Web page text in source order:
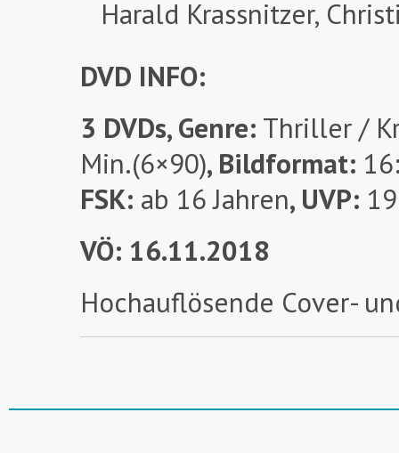
Harald Krassnitzer,
DVD INFO:
3 DVDs, Genre: Thriller /
Min.(6×90), Bildformat:
FSK: ab 16 Jahren, UVP:
VÖ: 16.11.2018
Hochauflösende Cover-